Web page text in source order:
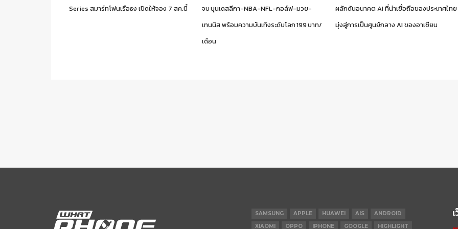
Series สมาร์ทโฟนเรือธง เปิดให้จอง 7 สค.นี้
จบ บุนเดสลีกา-NBA-NFL-กอล์ฟ-มวย-
เทนนิส พร้อมความบันเทิงระดับโลก 199 บาท/
เดือน
ผลักดันอนาคต AI ที่น่าเชื่อถือของประเทศไทย
มุ่งสู่การเป็นศูนย์กลาง AI ของอาเซียน
SAMSUNG APPLE HUAWEI AIS
ANDROID
XIAOMI
OPPO IPHONE GOOGLE HIGHLIGHT